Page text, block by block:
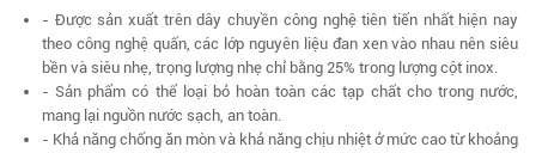
- Được sản xuất trên dây chuyền công nghệ tiên tiến nhất hiện nay
theo công nghệ quấn, các lớp nguyên liệu đan xen vào nhau nên siêu
bền và siêu nhẹ, trọng lượng nhẹ chỉ bằng 25% trong lượng cột inox.
- Sản phẩm có thể loại bỏ hoàn toàn các tạp chất cho trong nước,
mang lại nguồn nước sạch, an toàn.
- Khả năng chống ăn mòn và khả năng chịu nhiệt ở mức cao từ khoảng